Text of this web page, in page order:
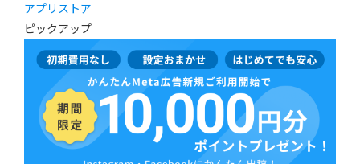
アプリストア
ピックアップ